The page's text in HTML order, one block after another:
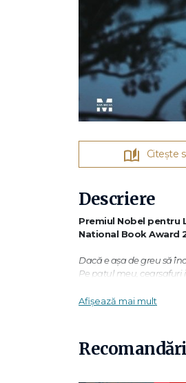
Citește
Descriere
Premiul Nobel pentru
National Book Award
Dacă e așa de greu să
Pe patul meu,
Zumzetul ca o rugăciune.
Afișează mai mult